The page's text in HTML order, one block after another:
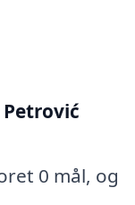
0 mål, og